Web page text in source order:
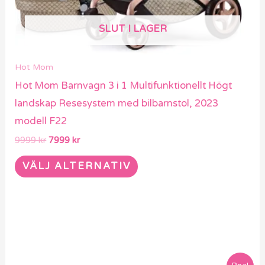
SLUT I LAGER
Hot Mom
Hot Mom Barnvagn 3 i 1 Multifunktionellt Högt
landskap Resesystem med bilbarnstol, 2023
modell F22
9999kr 7999kr
VÄLJ ALTERNATIV
väljas
på
produktsidan